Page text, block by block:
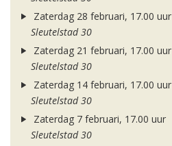
Zaterdag 28 februari, 17.00 uur
Sleutelstad 30
Zaterdag 21 februari, 17.00 uur
Sleutelstad 30
Zaterdag 14 februari, 17.00 uur
Sleutelstad 30
Zaterdag 7 februari, 17.00 uur
Sleutelstad 30